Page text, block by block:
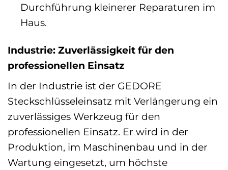
Durchführung kleinerer Reparaturen im
Haus.
Industrie: Zuverlässigkeit für den
professionellen Einsatz
In der Industrie ist der GEDORE
Steckschlüsseleinsatz mit Verlängerung ein
zuverlässiges Werkzeug für den
professionellen Einsatz. Er wird in der
Produktion, im Maschinenbau und in der
Wartung eingesetzt, um höchste